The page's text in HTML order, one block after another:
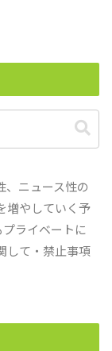
、ニュース性の
増やしていく予
ライベートに
して・禁止事項